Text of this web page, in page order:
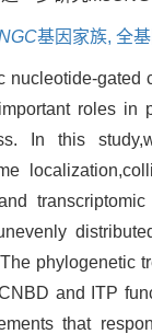
基因家族, 全
nucleotide-gated
roles in
In this
phylogenetic
and ITP
that